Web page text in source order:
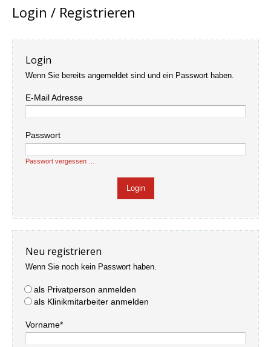
Login / Registrieren
Login
Wenn Sie bereits angemeldet sind und ein Passwort haben.
E-Mail Adresse
Passwort
Passwort vergessen …
Neu registrieren
Wenn Sie noch kein Passwort haben.
als Privatperson anmelden
als Klinikmitarbeiter anmelden
Vorname*